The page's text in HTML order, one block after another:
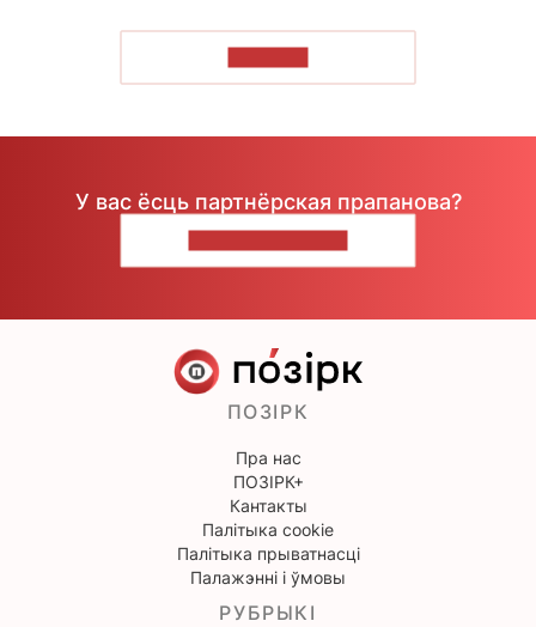
У вас ёсць партнёрская прапанова?
ПОЗІРК
Пра нас
ПОЗІРК+
Кантакты
Палітыка cookie
Палітыка прыватнасці
Палажэнні і ўмовы
РУБРЫКІ